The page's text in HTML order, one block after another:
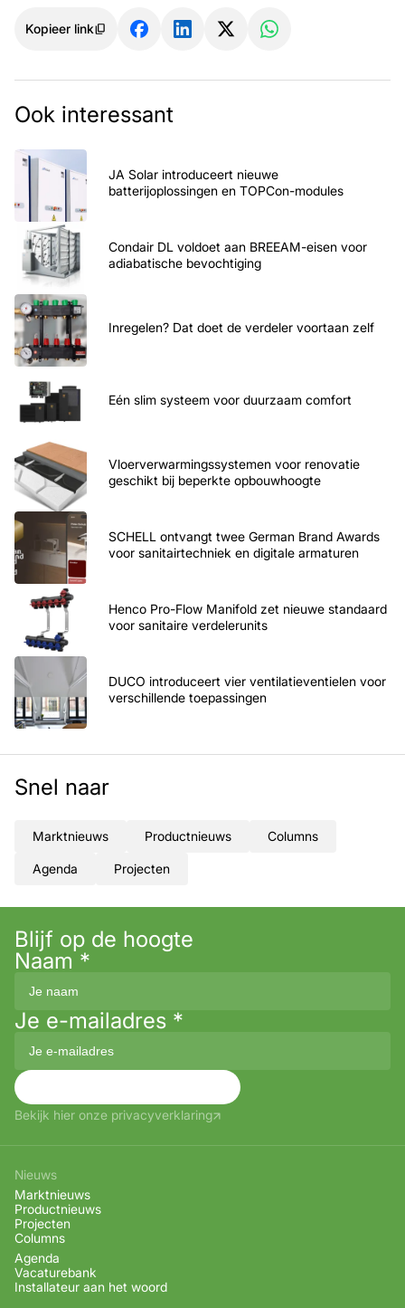
Kopieer link
Ook interessant
JA Solar introduceert nieuwe
batterijoplossingen en TOPCon-modules
Condair DL voldoet aan BREEAM-eisen voor
adiabatische bevochtiging
Inregelen? Dat doet de verdeler voortaan zelf
Eén slim systeem voor duurzaam comfort
Vloerverwarmingssystemen voor renovatie
geschikt bij beperkte opbouwhoogte
SCHELL ontvangt twee German Brand Awards
voor sanitairtechniek en digitale armaturen
Henco Pro-Flow Manifold zet nieuwe standaard
voor sanitaire verdelerunits
DUCO introduceert vier ventilatieventielen voor
verschillende toepassingen
Snel naar
Marktnieuws Productnieuws Columns
Agenda Projecten
Blijf op de hoogte
Naam *
Je e-mailadres *
Bekijk hier onze privacyverklaring
Nieuws
Marktnieuws
Productnieuws
Projecten
Columns
Agenda
Vacaturebank
Installateur aan het woord